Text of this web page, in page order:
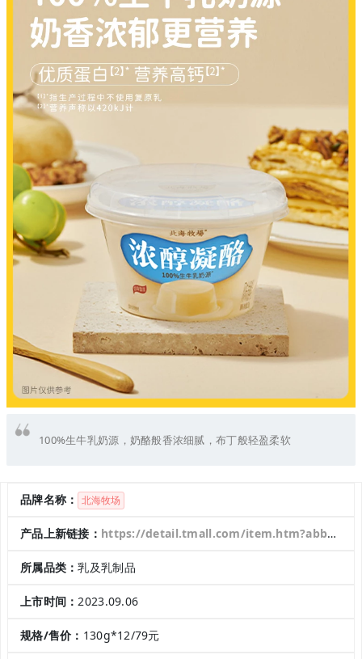
100%生牛乳奶源，奶酪般香浓细腻，布丁般轻盈柔软
品牌名称： 北海牧场
产品上新链接： https://detail.tmall.com/item.htm?abbucket=10&id=735221433360&rn=8bfebcc94936391300acd45f4df55264&spm=a1z10.3-b.w4011-22990797142.44.5deb1697PbB1oW&skuId=5255677691483
所属品类：乳及乳制品
上市时间：2023.09.06
规格/售价： 130g*12/79元